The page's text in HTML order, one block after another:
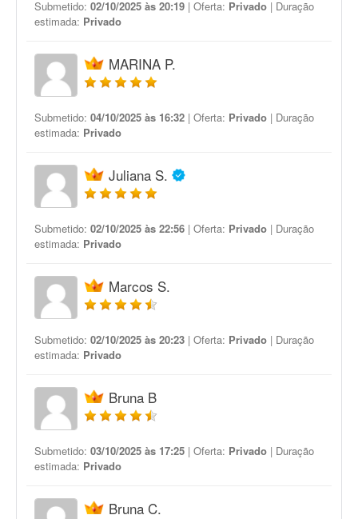
Submetido: 02/10/2025 às 20:19 | Oferta: Privado | Duração
estimada: Privado
MARINA P.
Submetido: 04/10/2025 às 16:32 | Oferta: Privado | Duração
estimada: Privado
Juliana S.
Submetido: 02/10/2025 às 22:56 | Oferta: Privado | Duração
estimada: Privado
Marcos S.
Submetido: 02/10/2025 às 20:23 | Oferta: Privado | Duração
estimada: Privado
Bruna B
Submetido: 03/10/2025 às 17:25 | Oferta: Privado | Duração
estimada: Privado
Bruna C.